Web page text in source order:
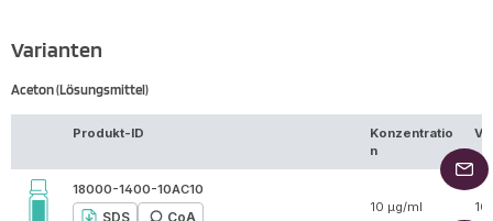
Varianten
Aceton (Lösungsmittel)
Produkt-ID
Konzentratio
n
18000-1400-10AC10
SDS CoA
10 µg/ml 10